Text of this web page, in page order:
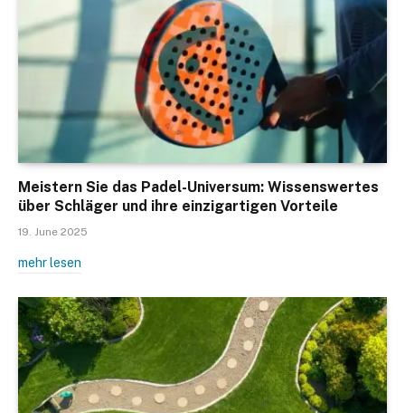
Meistern Sie das Padel-Universum: Wissenswertes
über Schläger und ihre einzigartigen Vorteile
19. June 2025
mehr lesen